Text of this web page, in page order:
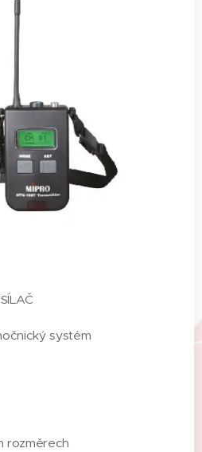
systém
rozměrech